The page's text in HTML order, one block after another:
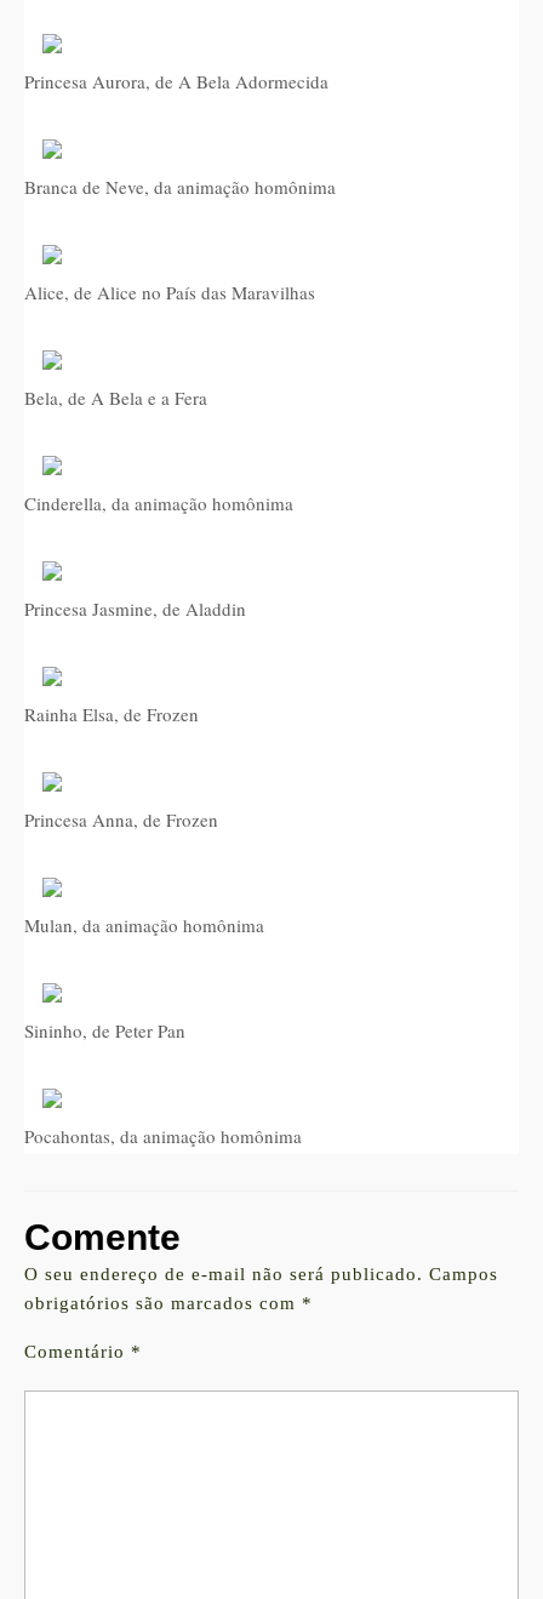
Princesa Aurora, de A Bela Adormecida
Branca de Neve, da animação homônima
Alice, de Alice no País das Maravilhas
Bela, de A Bela e a Fera
Cinderella, da animação homônima
Princesa Jasmine, de Aladdin
Rainha Elsa, de Frozen
Princesa Anna, de Frozen
Mulan, da animação homônima
Sininho, de Peter Pan
Pocahontas, da animação homônima
Comente
O seu endereço de e-mail não será publicado. Campos
obrigatórios são marcados com *
Comentário *